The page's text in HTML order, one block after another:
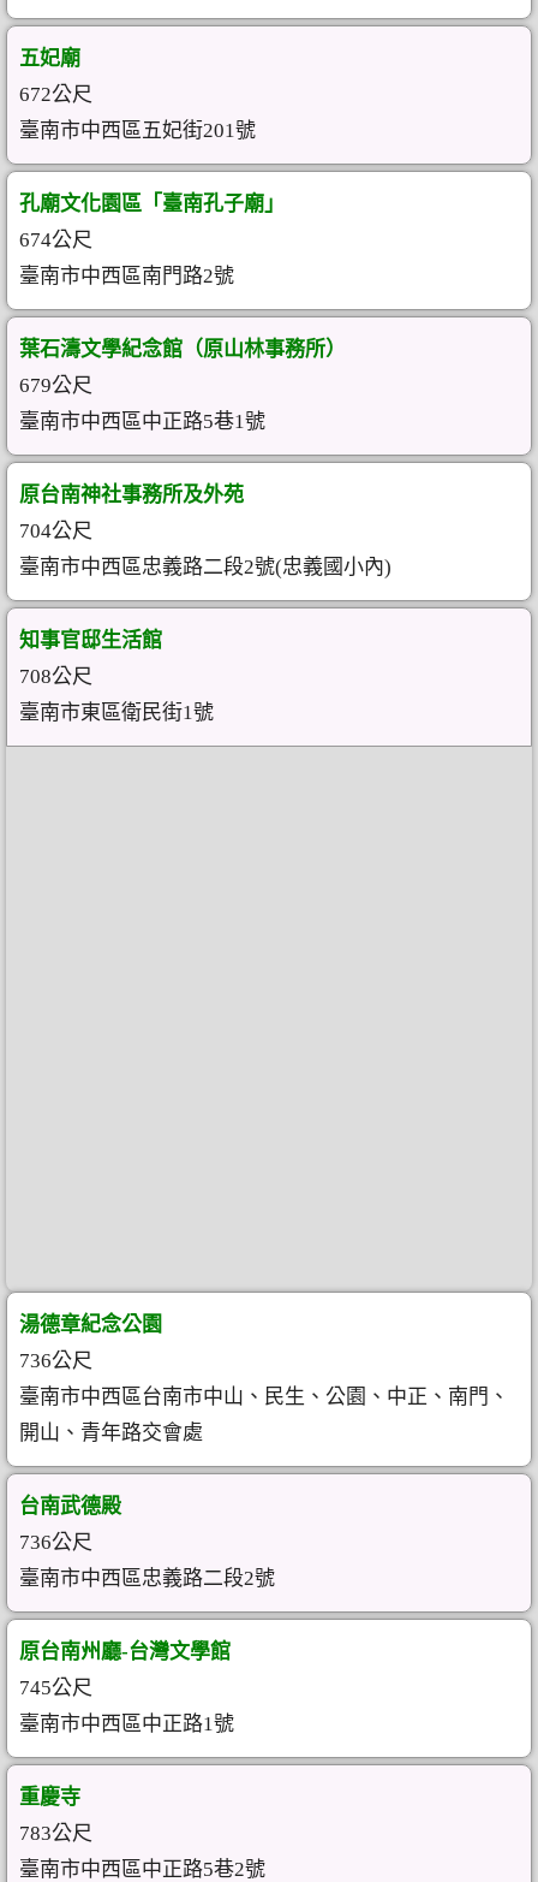
五妃廟
672公尺
臺南市中西區五妃街201號
孔廟文化園區「臺南孔子廟」
674公尺
臺南市中西區南門路2號
葉石濤文學紀念館（原山林事務所）
679公尺
臺南市中西區中正路5巷1號
原台南神社事務所及外苑
704公尺
臺南市中西區忠義路二段2號(忠義國小內)
知事官邸生活館
708公尺
臺南市東區衛民街1號
湯德章紀念公園
736公尺
臺南市中西區台南市中山、民生、公園、中正、南門、
開山、青年路交會處
台南武德殿
736公尺
臺南市中西區忠義路二段2號
原台南州廳-台灣文學館
745公尺
臺南市中西區中正路1號
重慶寺
783公尺
臺南市中西區中正路5巷2號